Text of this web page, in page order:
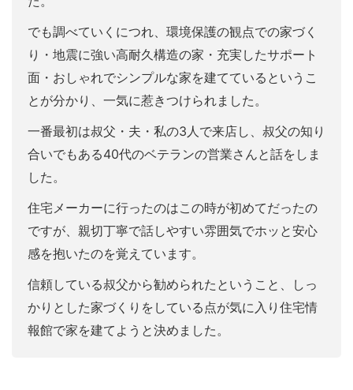
でも調べていくにつれ、環境保護の観点での家づく
り・地震に強い高耐久構造の家・充実したサポート
面・おしゃれでシンプルな家を建てているというこ
とが分かり、一気に惹きつけられました。
一番最初は叔父・夫・私の3人で来店し、叔父の知り
合いでもある40代のベテランの営業さんと話をしま
した。
住宅メーカーに行ったのはこの時が初めてだったの
ですが、親切丁寧で話しやすい雰囲気でホッと安心
感を抱いたのを覚えています。
信頼している叔父から勧められたということ、しっ
かりとした家づくりをしている点が気に入り住宅情
報館で家を建てようと決めました。